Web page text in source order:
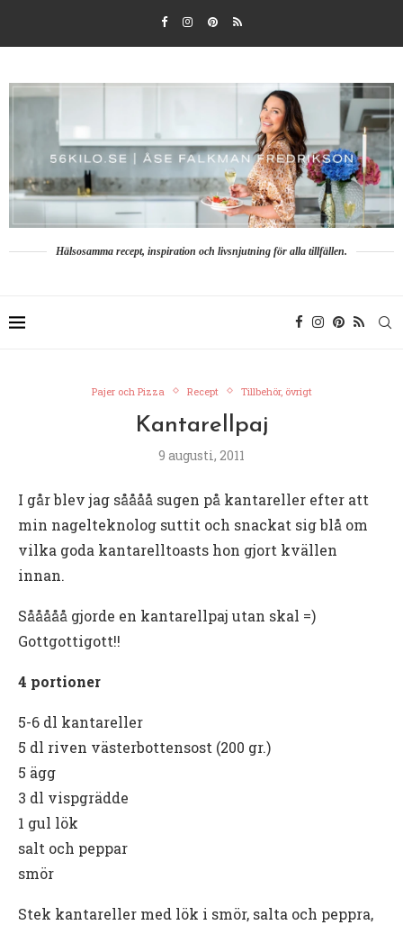
Hälsosamma recept, inspiration och livsnjutning för alla tillfällen.
Pajer och Pizza Recept Tillbehör, övrigt
Kantarellpaj
9 augusti, 2011
I går blev jag såååå sugen på kantareller efter att
min nagelteknolog suttit och snackat sig blå om
vilka goda kantarelltoasts hon gjort kvällen
innan.
Sååååå gjorde en kantarellpaj utan skal =)
Gottgottigott!!
4 portioner
5-6 dl kantareller
5 dl riven västerbottensost (200 gr.)
5 ägg
3 dl vispgrädde
1 gul lök
salt och peppar
smör
Stek kantareller med lök i smör, salta och peppra,